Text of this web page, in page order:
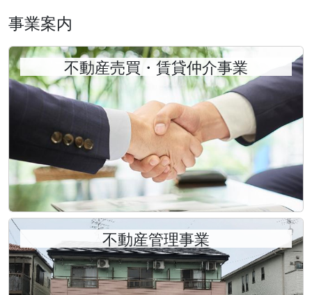
【海部郡蟹江町 須成西４丁目（蟹江駅）事業用地】
を掲載！！
【津島市 神尾町蓮池（蟹江駅）事業用地】を掲
載！！
【津島市 新開町5丁目（津島駅）事業用地】を掲
【津島市 神守町一丁田（青塚駅）事業用地】を掲
載！！
【津島市 莪原町椋木（青塚駅）事業用地】を掲
載！！
2025/11/10
【橘コーポラス（津島駅７分） 3階 3DK】
載！！
【津島市 橘町2丁目 平家建 1LDK 貸家】を掲載！！
事業案内
不動産売買・賃貸仲介事業
不動産管理事業